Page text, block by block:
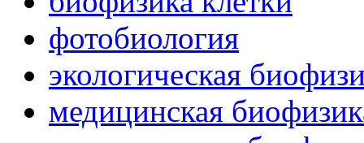
фотобиология
экологическая
медицинская